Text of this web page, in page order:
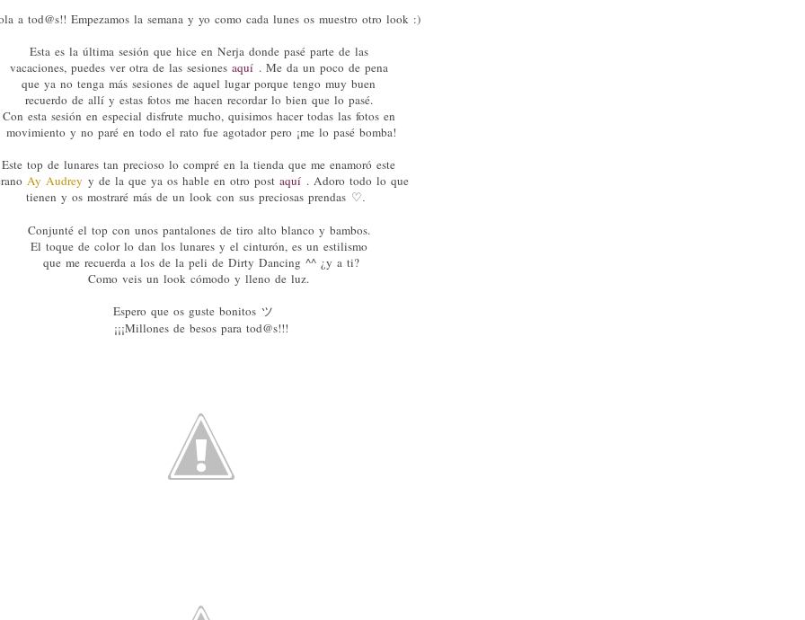
a tod@s!! Empezamos la semana y yo como cada lunes os muestro otro look :)
Esta es la última sesión que hice en Nerja donde pasé parte de las
vacaciones, puedes ver otra de las sesiones aquí. Me da un poco de pena
que ya no tenga más sesiones de aquel lugar porque tengo muy buen
recuerdo de allí y estas fotos me hacen recordar lo bien que lo pasé.
Con esta sesión en especial disfrute mucho, quisimos hacer todas las fotos en
movimiento y no paré en todo el rato fue agotador pero ¡me lo pasé bomba!
Este top de lunares tan precioso lo compré en la tienda que me enamoró este
Ay Audrey y de la que ya os hable en otro post aquí. Adoro todo lo que
tienen y os mostraré más de un look con sus preciosas prendas ♡.
Conjunté el top con unos pantalones de tiro alto blanco y bambos.
El toque de color lo dan los lunares y el cinturón, es un estilismo
que me recuerda a los de la peli de Dirty Dancing ^^ ¿y a ti?
Como veis un look cómodo y lleno de luz.
Espero que os guste bonitos ツ
¡¡¡Millones de besos para tod@s!!!